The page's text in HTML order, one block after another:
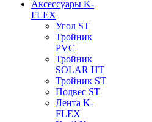
Аксессуары K-
FLEX
Угол ST
Тройник
PVC
Тройник
SOLAR HT
Тройник ST
Подвес ST
Лента K-
FLEX